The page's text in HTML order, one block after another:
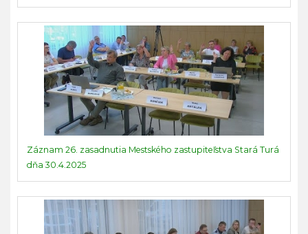
Záznam 26. zasadnutia Mestského zastupiteľstva Stará Turá
dňa 30.4.2025